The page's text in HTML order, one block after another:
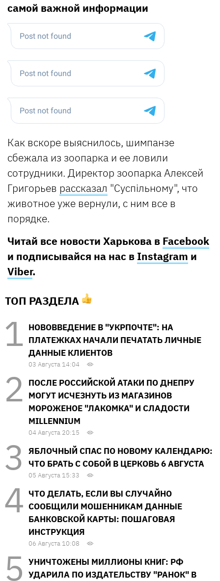
самой важной информации
Как вскоре выяснилось, шимпанзе
сбежала из зоопарка и ее ловили
сотрудники. Директор зоопарка Алексей
Григорьев рассказал "Суспільному", что
животное уже вернули, с ним все в
порядке.
Читай все новости Харькова в Facebook
и подписывайся на нас в Instagram и
Viber.
ТОП РАЗДЕЛА
НОВОВВЕДЕНИЕ В "УКРПОЧТЕ": НА
ПЛАТЕЖКАХ НАЧАЛИ ПЕЧАТАТЬ ЛИЧНЫЕ
ДАННЫЕ КЛИЕНТОВ
03 Августа 14:04
ПОСЛЕ РОССИЙСКОЙ АТАКИ ПО ДНЕПРУ
МОГУТ ИСЧЕЗНУТЬ ИЗ МАГАЗИНОВ
МОРОЖЕНОЕ "ЛАКОМКА" И СЛАДОСТИ
MILLENNIUM
04 Августа 20:15
ЯБЛОЧНЫЙ СПАС ПО НОВОМУ КАЛЕНДАРЮ:
ЧТО БРАТЬ С СОБОЙ В ЦЕРКОВЬ 6 АВГУСТА
05 Августа 15:33
ЧТО ДЕЛАТЬ, ЕСЛИ ВЫ СЛУЧАЙНО
СООБЩИЛИ МОШЕННИКАМ ДАННЫЕ
БАНКОВСКОЙ КАРТЫ: ПОШАГОВАЯ
ИНСТРУКЦИЯ
06 Августа 10:08
УНИЧТОЖЕНЫ МИЛЛИОНЫ КНИГ: РФ
УДАРИЛА ПО ИЗДАТЕЛЬСТВУ "РАНОК" В